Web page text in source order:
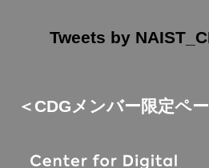
Tweets by
＜CDGメンバー限定ペ